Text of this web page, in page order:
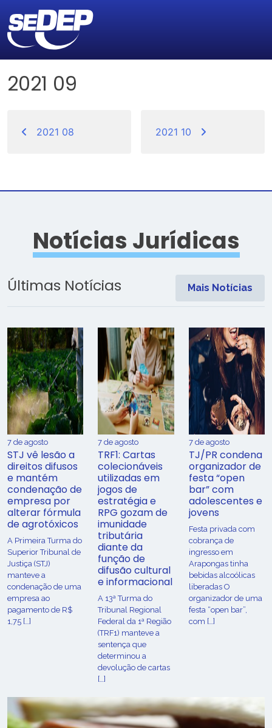
2021 09
de
2021 08 2021 10
Notícias Jurídicas
Últimas Notícias Mais Notícias
7 de agosto
STJ vê lesão a
direitos difusos
e mantém
condenação de
empresa por
alterar fórmula
de agrotóxicos
​A Primeira Turma do
Superior Tribunal de
Justiça (STJ)
manteve a
condenação de uma
empresa ao
pagamento de R$
1,75 […]
7 de agosto
TRF1: Cartas
colecionáveis
utilizadas em
jogos de
estratégia e
RPG gozam de
imunidade
tributária
diante da
função de
difusão cultural
e informacional
A 13ª Turma do
Tribunal Regional
Federal da 1ª Região
(TRF1) manteve a
sentença que
determinou a
devolução de cartas
[…]
7 de agosto
TJ/PR condena
organizador de
festa “open
bar” com
adolescentes e
jovens
Festa privada com
cobrança de
ingresso em
Arapongas tinha
bebidas alcoólicas
liberadas O
organizador de uma
festa “open bar”,
com […]